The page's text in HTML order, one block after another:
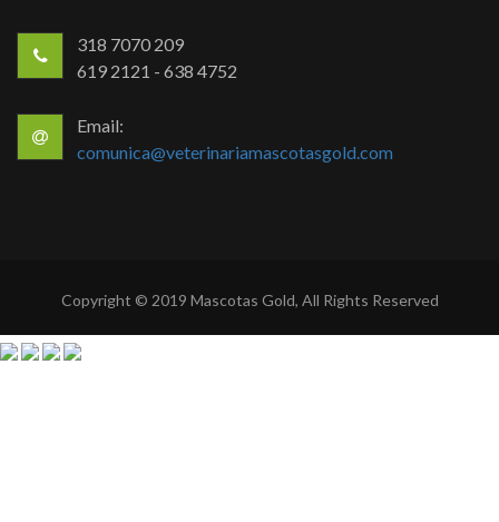
318 7070 209
619 2121 - 638 4752
Email:
comunica@veterinariamascotasgold.com
Copyright © 2019 Mascotas Gold, All Rights Reserved